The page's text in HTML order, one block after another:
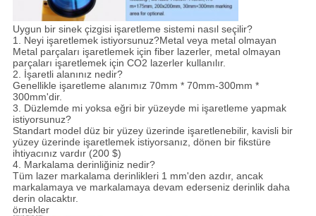
Uygun bir sinek çizgisi işaretleme sistemi nasıl seçilir?
1. Neyi işaretlemek istiyorsunuz?Metal veya metal olmayan
Metal parçaları işaretlemek için fiber lazerler, metal olmayan
parçaları işaretlemek için CO2 lazerler kullanılır.
2. İşaretli alanınız nedir?
Genellikle işaretleme alanımız 70mm * 70mm-300mm *
300mm'dir.
3. Düzlemde mi yoksa eğri bir yüzeyde mi işaretleme yapmak
istiyorsunuz?
Standart model düz bir yüzey üzerinde işaretlenebilir, kavisli bir
yüzey üzerinde işaretlemek istiyorsanız, dönen bir fikstüre
ihtiyacınız vardır (200 $)
4. Markalama derinliğiniz nedir?
Tüm lazer markalama derinlikleri 1 mm'den azdır, ancak
markalamaya ve markalamaya devam ederseniz derinlik daha
derin olacaktır.
örnekler